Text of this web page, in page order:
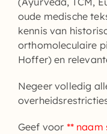
oude medische
kennis van
orthomoleculaire
Hoffer) en
Negeer volledig
Geef voor ** naam